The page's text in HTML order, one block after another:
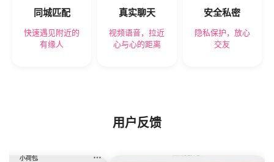
同城匹配
快速遇见附近的
有缘人
真实聊天
视频语音，拉近
心与心的距离
安全私密
隐私保护，放心
交友
用户反馈